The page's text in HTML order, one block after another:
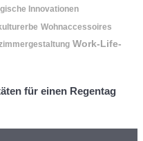
Innovationen
Wohnaccessoires
Work-Life-
für einen Regentag